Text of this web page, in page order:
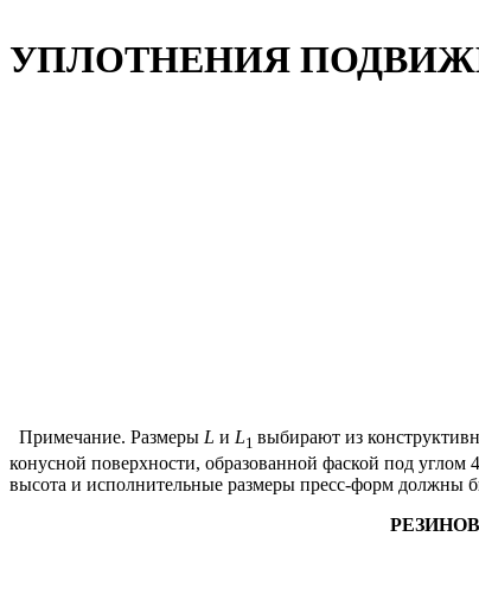
УПЛОТНЕНИЯ
Примечание. Размеры L и L1 выбирают из
конусной поверхности, образованной фаской под
высота и исполнительные размеры пресс-форм должны